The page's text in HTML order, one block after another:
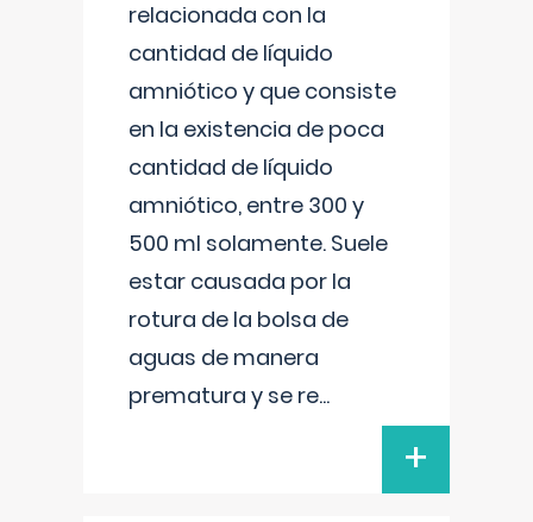
relacionada con la
cantidad de líquido
amniótico y que consiste
en la existencia de poca
cantidad de líquido
amniótico, entre 300 y
500 ml solamente. Suele
estar causada por la
rotura de la bolsa de
aguas de manera
prematura y se re...
+